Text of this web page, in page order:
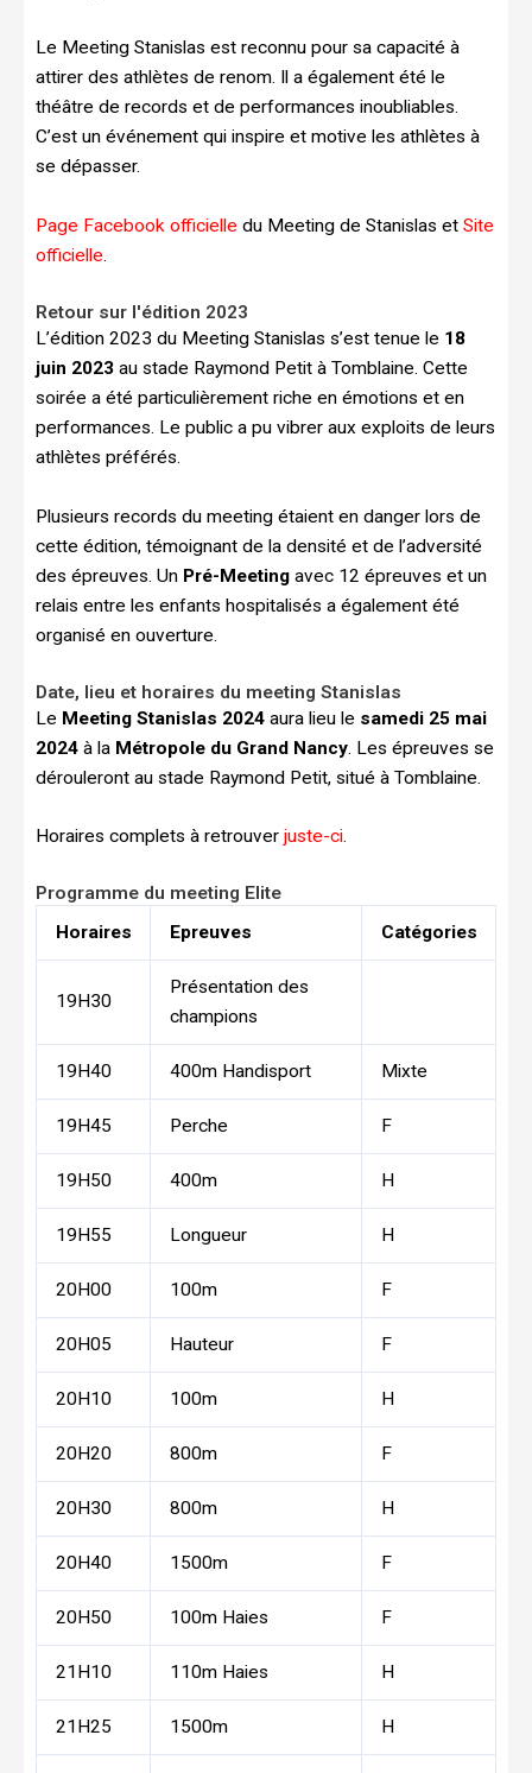
Le Meeting Stanislas est reconnu pour sa capacité à
attirer des athlètes de renom. Il a également été le
théâtre de records et de performances inoubliables.
C’est un événement qui inspire et motive les athlètes à
se dépasser.
Page Facebook officielle du Meeting de Stanislas et Site
officielle.
Retour sur l'édition 2023
L’édition 2023 du Meeting Stanislas s’est tenue le 18
juin 2023 au stade Raymond Petit à Tomblaine. Cette
soirée a été particulièrement riche en émotions et en
performances. Le public a pu vibrer aux exploits de leurs
athlètes préférés.
Plusieurs records du meeting étaient en danger lors de
cette édition, témoignant de la densité et de l’adversité
des épreuves. Un Pré-Meeting avec 12 épreuves et un
relais entre les enfants hospitalisés a également été
organisé en ouverture.
Date, lieu et horaires du meeting Stanislas
Le Meeting Stanislas 2024 aura lieu le samedi 25 mai
2024 à la Métropole du Grand Nancy . Les épreuves se
dérouleront au stade Raymond Petit, situé à Tomblaine.
Horaires complets à retrouver juste-ci.
Programme du meeting Elite
Horaires
Epreuves Catégories
19H30
Présentation des
champions
19H40 400m Handisport Mixte
19H45 Perche F
19H50 400m H
19H55 Longueur H
20H00 100m F
20H05 Hauteur F
20H10 100m H
20H20 800m F
20H30 800m H
20H40 1500m F
20H50 100m Haies F
21H10 110m Haies H
21H25 1500m H